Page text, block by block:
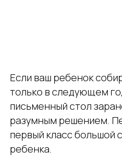
Если ваш ребенок
только в следующем
письменный стол
разумным решением.
первый класс большой
ребенка.